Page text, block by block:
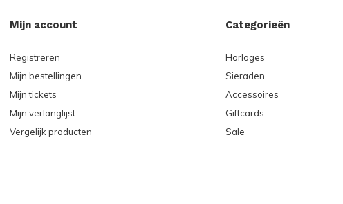
Mijn account
Registreren
Mijn bestellingen
Mijn tickets
Mijn verlanglijst
Vergelijk producten
Categorieën
Horloges
Sieraden
Accessoires
Giftcards
Sale